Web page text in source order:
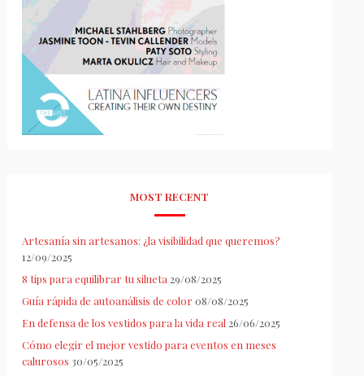
MOST RECENT
Artesanía sin artesanos: ¿la visibilidad que queremos?
12/09/2025
8 tips para equilibrar tu silueta 29/08/2025
Guía rápida de autoanálisis de color 08/08/2025
En defensa de los vestidos para la vida real 26/06/2025
Cómo elegir el mejor vestido para eventos en meses
calurosos 30/05/2025